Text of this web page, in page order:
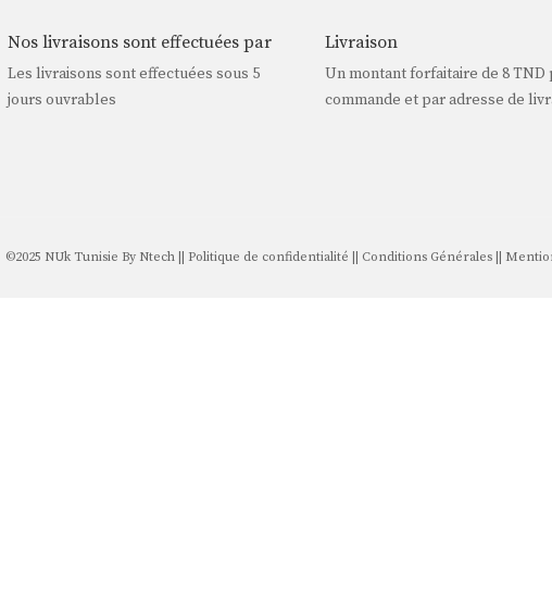
Nos livraisons sont effectuées par
Les livraisons sont effectuées sous 5
jours ouvrables
Livraison
Un montant forfaitaire de 8 TND
commande et par adresse de
©2025 NUk Tunisie By Ntech Politique de confidentialité Conditions Générales